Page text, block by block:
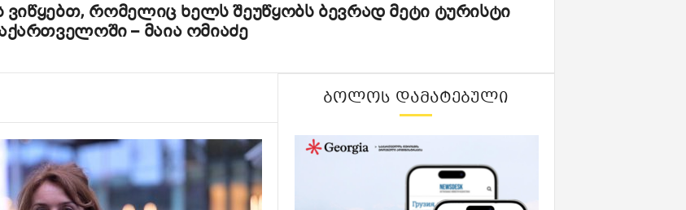
ვიწყებთ, რომელიც ხელს შეუწყობს ბევრად მეტი ტურისტი
– მაია ომიაძე
ᲑᲝᲚᲝᲡ ᲓᲐᲛᲐᲢᲔᲑᲣᲚᲘ